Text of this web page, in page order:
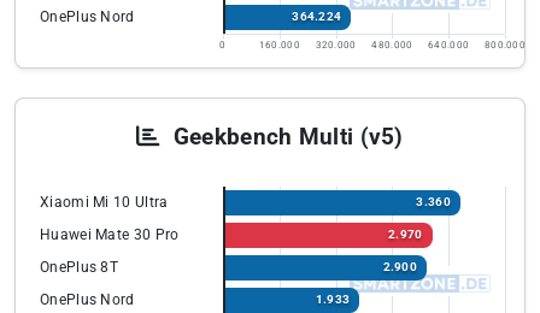
OnePlus Nord 364.224
0 160.000 320.000 480.000 640.000 800.000
Geekbench Multi (v5)
Xiaomi Mi 10 Ultra 3.360
Huawei Mate 30 Pro 2.970
OnePlus 8T 2.900
OnePlus Nord 1.933